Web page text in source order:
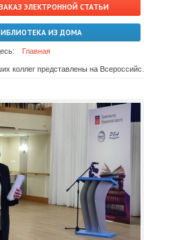
ЗАКАЗ ЭЛЕКТРОННОЙ СТАТЬИ
ИЗ ДОМА
Главная